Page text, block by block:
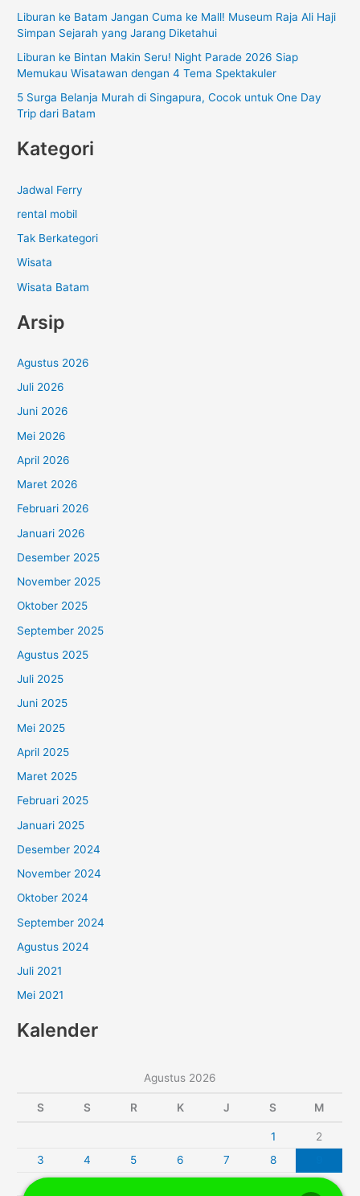
Liburan ke Batam Jangan Cuma ke Mall! Museum Raja Ali Haji
Simpan Sejarah yang Jarang Diketahui
Liburan ke Bintan Makin Seru! Night Parade 2026 Siap
Memukau Wisatawan dengan 4 Tema Spektakuler
5 Surga Belanja Murah di Singapura, Cocok untuk One Day
Trip dari Batam
Kategori
Jadwal Ferry
rental mobil
Tak Berkategori
Wisata
Wisata Batam
Arsip
Agustus 2026
Juli 2026
Juni 2026
Mei 2026
April 2026
Maret 2026
Februari 2026
Januari 2026
Desember 2025
November 2025
Oktober 2025
September 2025
Agustus 2025
Juli 2025
Juni 2025
Mei 2025
April 2025
Maret 2025
Februari 2025
Januari 2025
Desember 2024
November 2024
Oktober 2024
September 2024
Agustus 2024
Juli 2021
Mei 2021
Kalender
Agustus 2026
S S R K J S M
1
2
3
4 5 6 7 8
10